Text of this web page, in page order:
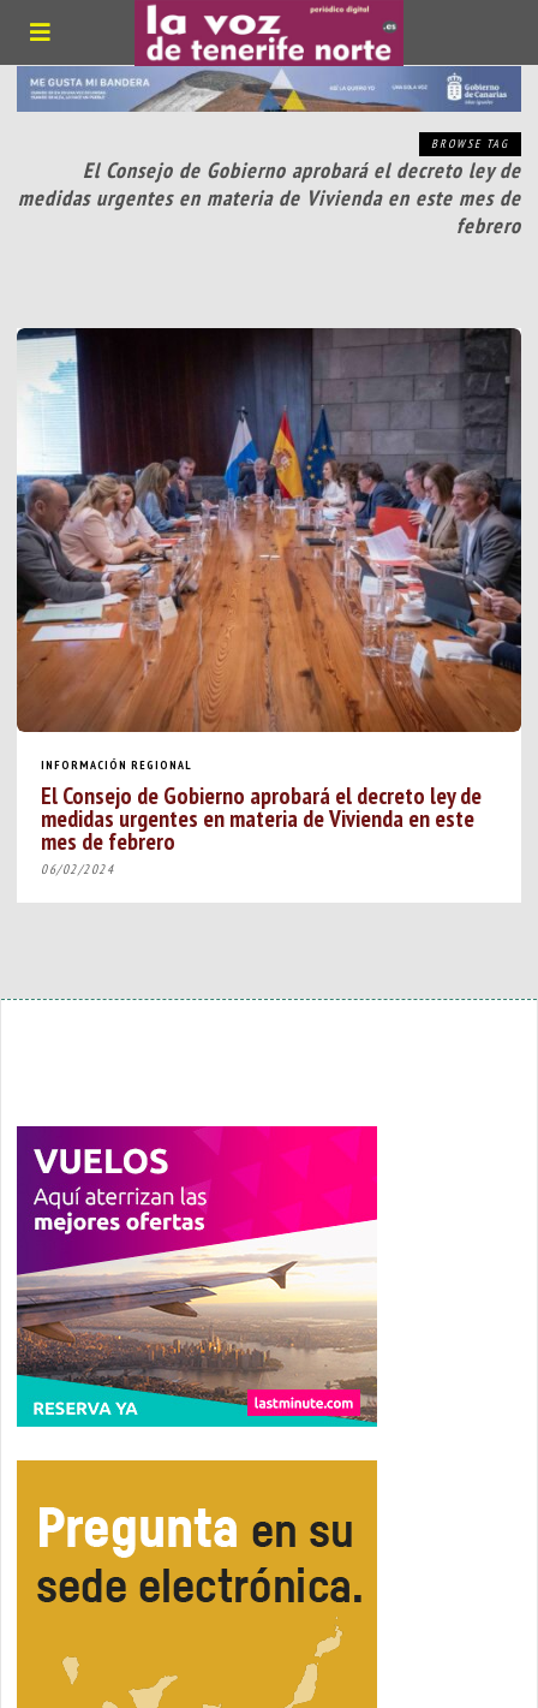
BROWSE TAG
El Consejo de Gobierno aprobará el decreto ley de
medidas urgentes en materia de Vivienda en este mes de
febrero
INFORMACIÓN REGIONAL
El Consejo de Gobierno aprobará el decreto ley de
medidas urgentes en materia de Vivienda en este
mes de febrero
06/02/2024